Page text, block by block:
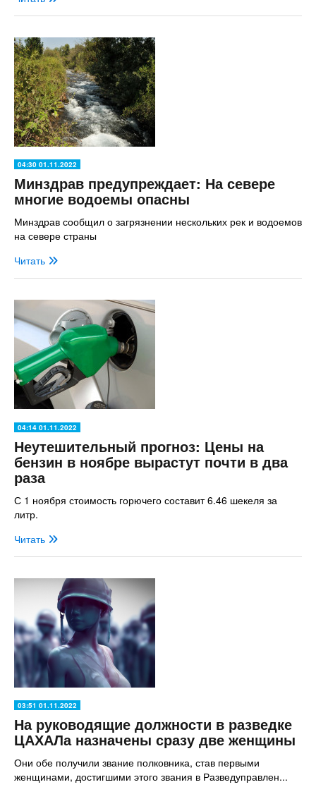
04:30 01.11.2022
Минздрав предупреждает: На севере
многие водоемы опасны
Минздрав сообщил о загрязнении нескольких рек и водоемов
на севере страны
Читать
04:14 01.11.2022
Неутешительный прогноз: Цены на
бензин в ноябре вырастут почти в два
раза
С 1 ноября стоимость горючего составит 6.46 шекеля за
литр.
Читать
03:51 01.11.2022
На руководящие должности в разведке
ЦАХАЛа назначены сразу две женщины
Они обе получили звание полковника, став первыми
женщинами, достигшими этого звания в Разведуправлен...